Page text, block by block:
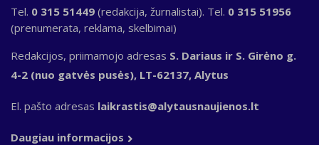
Tel. 0 315 51449 (redakcija, žurnalistai). Tel. 0 315 51956
(prenumerata, reklama, skelbimai)
Redakcijos, priimamojo adresas S. Dariaus ir S. Girėno g.
4-2 (nuo gatvės pusės), LT-62137, Alytus
El. pašto adresas laikrastis@alytausnaujienos.lt
Daugiau informacijos